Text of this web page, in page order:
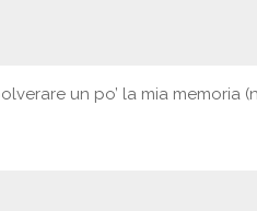
un po’ la mia memoria